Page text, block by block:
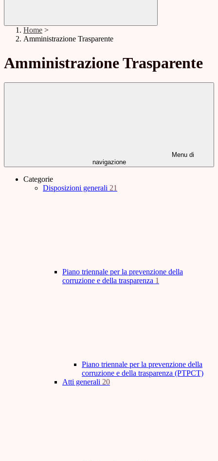
Home >
Amministrazione Trasparente
Amministrazione Trasparente
Menu di
navigazione
Categorie
Disposizioni generali 21
Piano triennale per la prevenzione della
corruzione e della trasparenza 1
Piano triennale per la prevenzione della
corruzione e della trasparenza (PTPCT)
Atti generali 20